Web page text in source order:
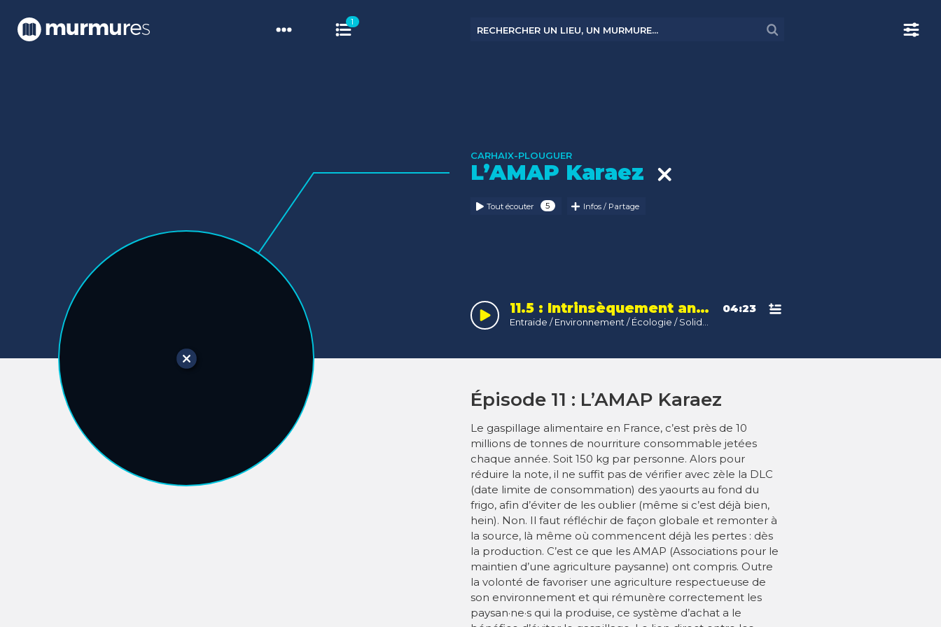
CARHAIX-PLOUGUER
L’AMAP Karaez
Tout écouter Infos / Partage
11.5 : Intrinsèquement anti-gaspillage 04:23
Épisode 11 : L’AMAP Karaez
Le gaspillage alimentaire en France, c’est près de 10
millions de tonnes de nourriture consommable jetées
chaque année. Soit 150 kg par personne. Alors pour
réduire la note, il ne suffit pas de vérifier avec zèle la DLC
(date limite de consommation) des yaourts au fond du
frigo, afin d’éviter de les oublier (même si c’est déjà bien,
hein). Non. Il faut réfléchir de façon globale et remonter à
la source, là même où commencent déjà les pertes : dès
la production. C’est ce que les AMAP (Associations pour le
maintien d’une agriculture paysanne) ont compris. Outre
la volonté de favoriser une agriculture respectueuse de
son environnement et qui rémunère correctement les
paysan·ne·s qui la produise, ce système d’achat a le